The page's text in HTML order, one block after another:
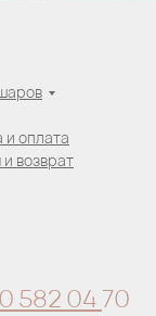
и оплата
и возврат
582 04 70